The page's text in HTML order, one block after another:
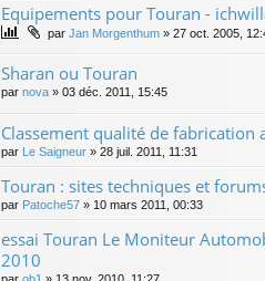
Equipements pour Touran -
par Jan Morgenthum » 27 oct. 2005,
Sharan ou Touran
par nova » 03 déc. 2011, 15:45
Classement qualité de fabrication
par Le Saigneur » 28 juil. 2011, 11:31
Touran : sites techniques et
par Patoche57 » 10 mars 2011, 00:33
essai Touran Le Moniteur
2010